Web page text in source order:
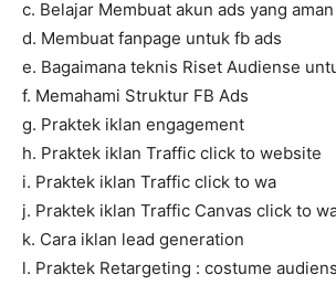
c. Belajar Membuat akun ads yang aman
d. Membuat fanpage untuk fb ads
e. Bagaimana teknis Riset Audiense
f. Memahami Struktur FB Ads
g. Praktek iklan engagement
h. Praktek iklan Traffic click to website
i. Praktek iklan Traffic click to wa
j. Praktek iklan Traffic Canvas click to
k. Cara iklan lead generation
l. Praktek Retargeting : costume